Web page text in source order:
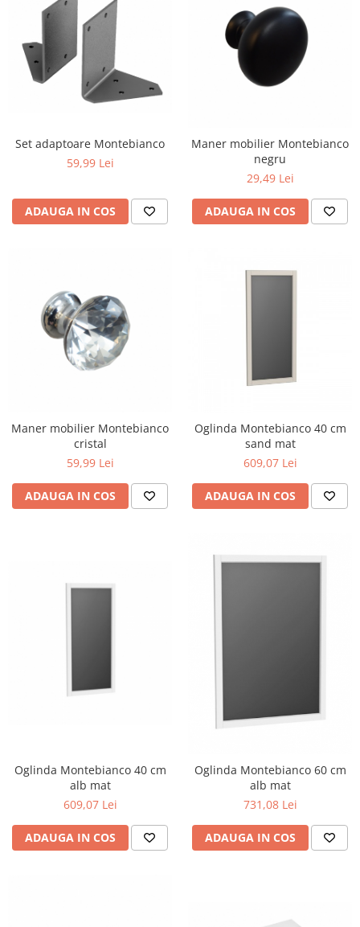
Set adaptoare Montebianco
59,99 Lei
ADAUGA IN COS
Maner mobilier Montebianco
negru
29,49 Lei
ADAUGA IN COS
Maner mobilier Montebianco
cristal
59,99 Lei
ADAUGA IN COS
Oglinda Montebianco 40 cm
sand mat
609,07 Lei
ADAUGA IN COS
Oglinda Montebianco 40 cm
alb mat
609,07 Lei
ADAUGA IN COS
Oglinda Montebianco 60 cm
alb mat
731,08 Lei
ADAUGA IN COS